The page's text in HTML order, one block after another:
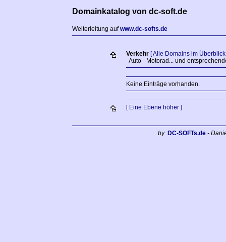
Domainkatalog von dc-soft.de
Weiterleitung aufwww.dc-softs.de
Verkehr [ Alle Domains im Überblick
Auto - Motorad... und
Keine Einträge vorhanden.
[ Eine Ebene höher ]
by DC-SOFTs.de -